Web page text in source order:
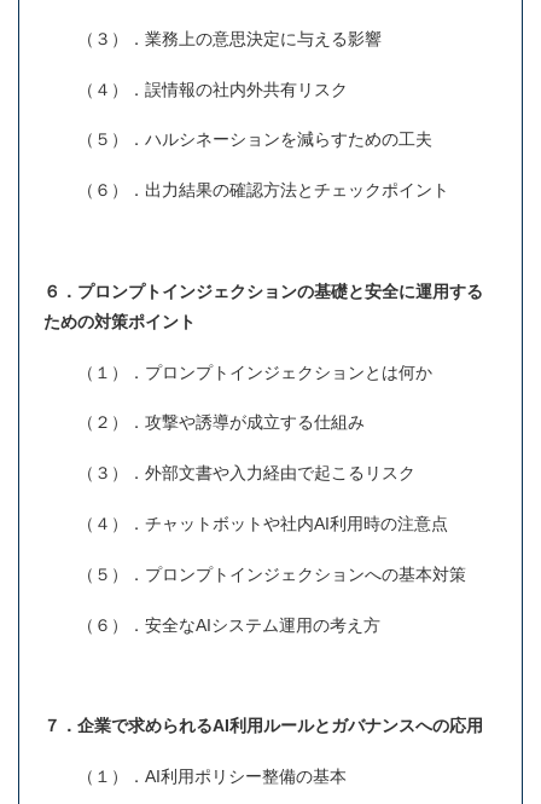
（３）．業務上の意思決定に与える影響
（４）．誤情報の社内外共有リスク
（５）．ハルシネーションを減らすための工夫
（６）．出力結果の確認方法とチェックポイント
６．プロンプトインジェクションの基礎と安全に運用する
ための対策ポイント
（１）．プロンプトインジェクションとは何か
（２）．攻撃や誘導が成立する仕組み
（３）．外部文書や入力経由で起こるリスク
（４）．チャットボットや社内AI利用時の注意点
（５）．プロンプトインジェクションへの基本対策
（６）．安全なAIシステム運用の考え方
７．企業で求められるAI利用ルールとガバナンスへの応用
（１）．AI利用ポリシー整備の基本